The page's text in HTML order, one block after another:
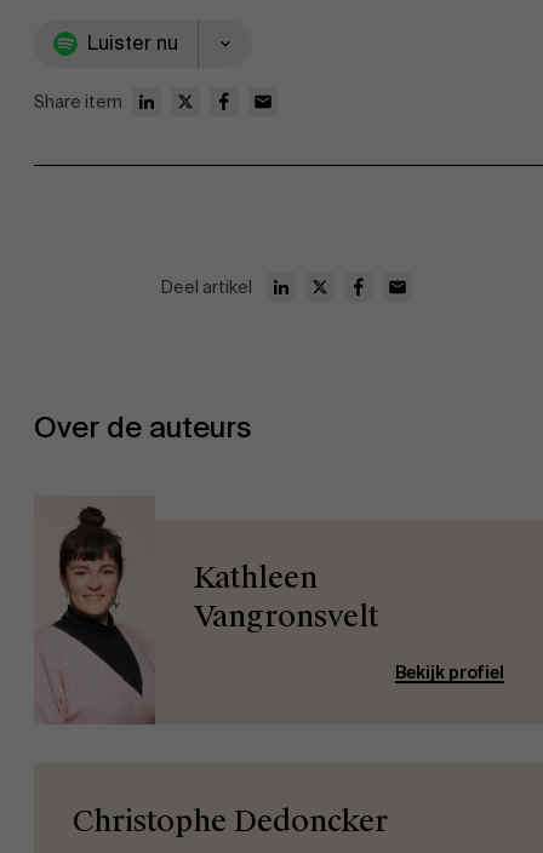
Luister nu
Share item
Deel artikel
Over de auteurs
Kathleen
Vangronsvelt
Bekijk profiel
Christophe Dedoncker